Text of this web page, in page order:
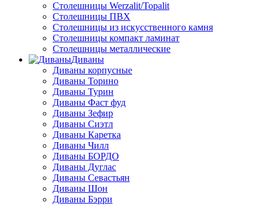
Столешницы Werzalit/Topalit
Столешницы ПВХ
Столешницы из искусственного камня
Столешницы компакт ламинат
Столешницы металлические
Диваны
Диваны корпусные
Диваны Торино
Диваны Турин
Диваны Фаст фуд
Диваны Зефир
Диваны Сиэтл
Диваны Каретка
Диваны Чилл
Диваны БОРДО
Диваны Дуглас
Диваны Севастьян
Диваны Шон
Диваны Бэрри